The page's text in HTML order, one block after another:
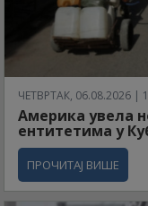
ЧЕТВРТАК, 06.08.2026 |
Америка увела
ентитетима у
ПРОЧИТАЈ ВИШЕ